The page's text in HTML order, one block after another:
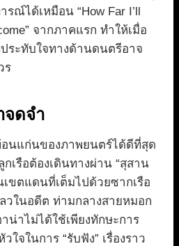
ณ์ได้เหมือน “How Far I’ll
จากภาคแรก ทำให้เมื่อ
ระทับใจทางด้านดนตรีอาจ
ร
จดจำ
นแก่นของภาพยนตร์ได้ดีที่สุด
เรือต้องเดินทางผ่าน “สุสาน
เขตแดนที่เต็มไปด้วยซากเรือ
วในอดีต ท่ามกลางสายหมอก
น่าไม่ได้ใช้เพียงทักษะการ
ใจในการ “รับฟัง” เรื่องราว